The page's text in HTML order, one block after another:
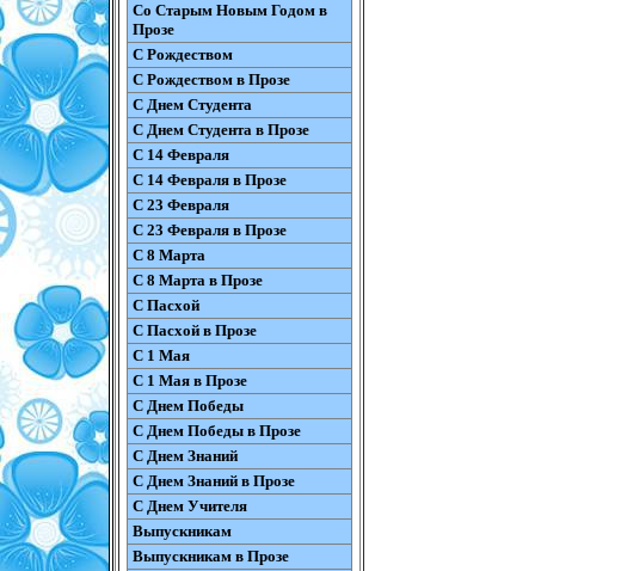
Со Старым Новым Годом в
Прозе
С Рождеством
С Рождеством в Прозе
С Днем Студента
С Днем Студента в Прозе
С 14 Февраля
С 14 Февраля в Прозе
С 23 Февраля
С 23 Февраля в Прозе
С 8 Марта
С 8 Марта в Прозе
С Пасхой
С Пасхой в Прозе
С 1 Мая
С 1 Мая в Прозе
С Днем Победы
С Днем Победы в Прозе
С Днем Знаний
С Днем Знаний в Прозе
С Днем Учителя
Выпускникам
Выпускникам в Прозе